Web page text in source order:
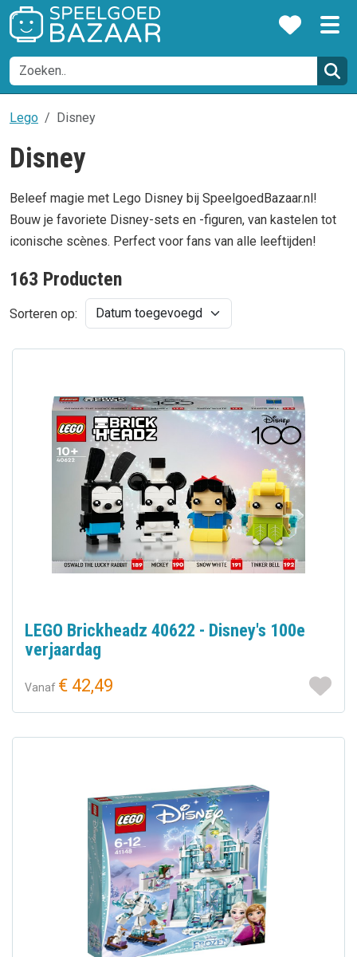
Lego Disney
Disney
Beleef magie met Lego Disney bij SpeelgoedBazaar.nl!
Bouw je favoriete Disney-sets en -figuren, van kastelen tot
iconische scènes. Perfect voor fans van alle leeftijden!
163 Producten
Sorteren op:
LEGO Brickheadz 40622 - Disney's 100e
verjaardag
Vanaf € 42,49